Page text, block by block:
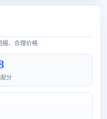
报、合理价格
分